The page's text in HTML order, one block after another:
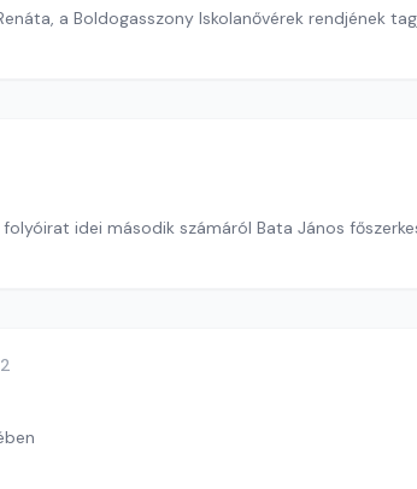
a Boldogasszony Iskolanővérek rendjének
idei második számáról Bata János